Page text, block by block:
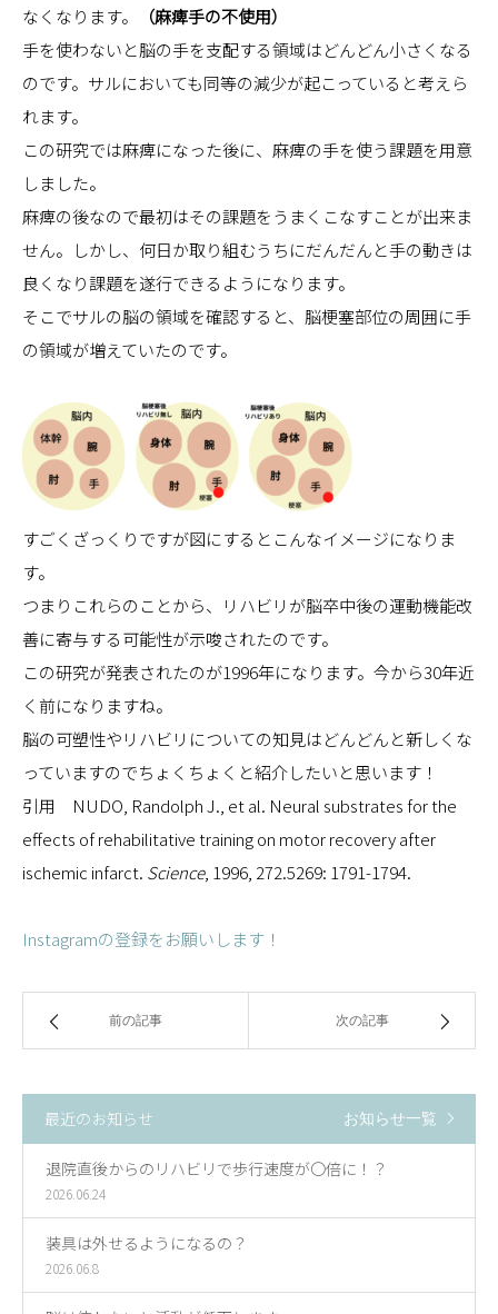
なくなります。
（麻痺手の不使用）
手を使わないと脳の手を支配する領域はどんどん小さくなる
のです。サルにおいても同等の減少が起こっていると考えら
れます。
この研究では麻痺になった後に、麻痺の手を使う課題を用意
しました。
麻痺の後なので最初はその課題をうまくこなすことが出来ま
せん。しかし、何日か取り組むうちにだんだんと手の動きは
良くなり課題を遂行できるようになります。
そこでサルの脳の領域を確認すると、脳梗塞部位の周囲に手
の領域が増えていたのです。
すごくざっくりですが図にするとこんなイメージになりま
す。
つまりこれらのことから、リハビリが脳卒中後の運動機能改
善に寄与する可能性が示唆されたのです。
この研究が発表されたのが1996年になります。今から30年近
く前になりますね。
脳の可塑性やリハビリについての知見はどんどんと新しくな
っていますのでちょくちょくと紹介したいと思います！
引用 NUDO, Randolph J., et al. Neural substrates for the
effects of rehabilitative training on motor recovery after
ischemic infarct. Science, 1996, 272.5269: 1791-1794.
Instagramの登録をお願いします！
前の記事 次の記事
最近のお知らせ お知らせ一覧
退院直後からのリハビリで歩行速度が〇倍に！？
2026.06.24
装具は外せるようになるの？
2026.06.8